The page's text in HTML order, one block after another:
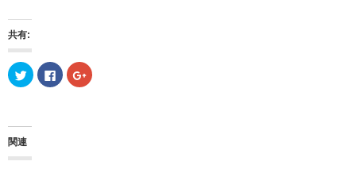
共有:
ク
リ
T
t
F
a
ク
リ
関連